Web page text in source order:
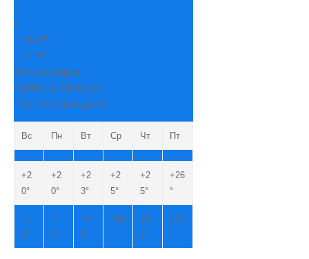
°
C
H: +22°
L: +13°
Железногорск
Суббота, 08 Август
Прогноз на неделю
Вс Пн Вт Ср Чт Пт
+2
0°
+2
0°
+2
3°
+2
5°
+2
5°
+26
°
+1
2°
+1
2°
+1
0°
+11
°
+1
2°
+13
°